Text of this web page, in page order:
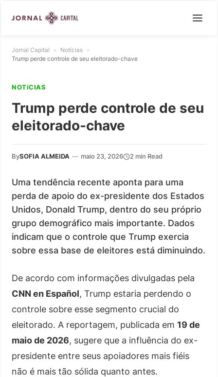
Jornal Capital » Notícias »
Trump perde controle de seu eleitorado-chave
NOTíCIAS
Trump perde controle de seu
eleitorado-chave
BySOFIA ALMEIDA — maio 23, 2026 2 min Read
Uma tendência recente aponta para uma
perda de apoio do ex-presidente dos Estados
Unidos, Donald Trump, dentro do seu próprio
grupo demográfico mais importante. Dados
indicam que o controle que Trump exercia
sobre essa base de eleitores está diminuindo.
De acordo com informações divulgadas pela
CNN en Español, Trump estaria perdendo o
controle sobre esse segmento crucial do
eleitorado. A reportagem, publicada em 19 de
maio de 2026, sugere que a influência do ex-
presidente entre seus apoiadores mais fiéis
não é mais tão sólida quanto antes.